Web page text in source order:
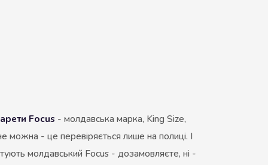
Focus - молдавська марка, King Size,
можна - це перевіряється лише на полиці. І
молдавський Focus - дозамовляєте, ні -